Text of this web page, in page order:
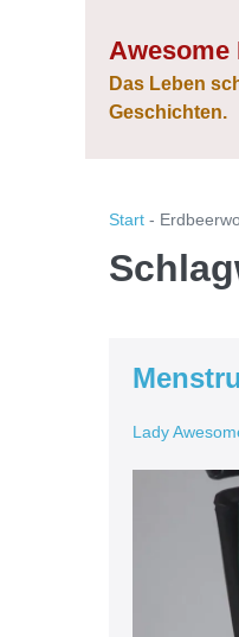
Awesome
Das Leben
Geschichten.
Start -
Lady